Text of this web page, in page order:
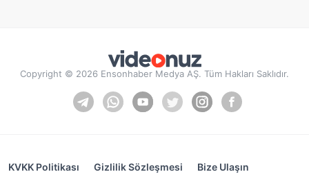
Copyright © 2026 Ensonhaber Medya AŞ. Tüm Hakları Saklıdır.
KVKK Politikası Gizlilik Sözleşmesi Bize Ulaşın